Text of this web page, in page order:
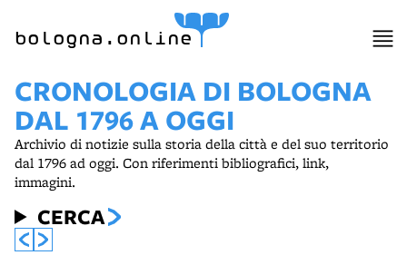
bologna.online
CRONOLOGIA DI BOLOGNA
DAL 1796 A OGGI
Archivio di notizie sulla storia della città e del suo territorio
dal 1796 ad oggi. Con riferimenti bibliografici, link,
immagini.
CERCA